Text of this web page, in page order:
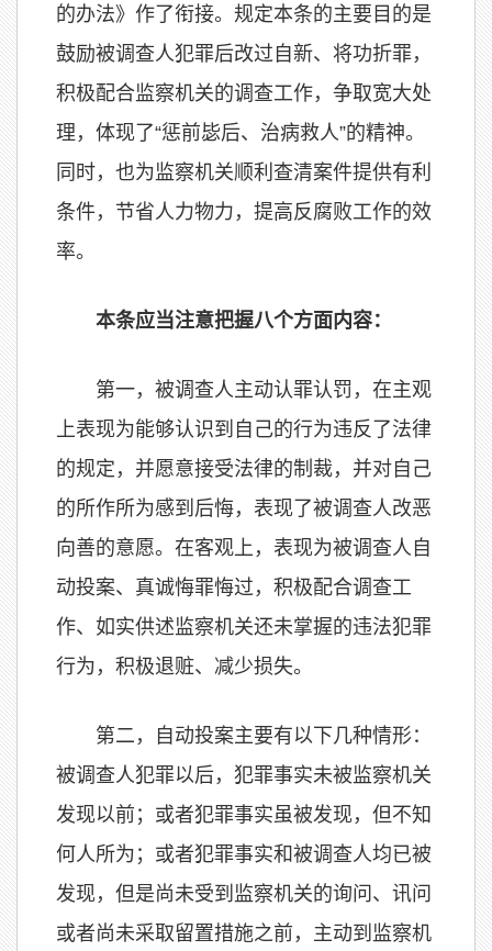
的办法》作了衔接。规定本条的主要目的是
鼓励被调查人犯罪后改过自新、将功折罪，
积极配合监察机关的调查工作，争取宽大处
理，体现了“惩前毖后、治病救人”的精神。
同时，也为监察机关顺利查清案件提供有利
条件，节省人力物力，提高反腐败工作的效
率。
本条应当注意把握八个方面内容：
第一，被调查人主动认罪认罚，在主观
上表现为能够认识到自己的行为违反了法律
的规定，并愿意接受法律的制裁，并对自己
的所作所为感到后悔，表现了被调查人改恶
向善的意愿。在客观上，表现为被调查人自
动投案、真诚悔罪悔过，积极配合调查工
作、如实供述监察机关还未掌握的违法犯罪
行为，积极退赃、减少损失。
第二，自动投案主要有以下几种情形：
被调查人犯罪以后，犯罪事实未被监察机关
发现以前；或者犯罪事实虽被发现，但不知
何人所为；或者犯罪事实和被调查人均已被
发现，但是尚未受到监察机关的询问、讯问
或者尚未采取留置措施之前，主动到监察机